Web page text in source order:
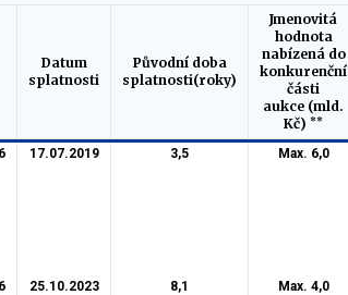
Datum
splatnosti
Původní doba
splatnosti(roky)
Jmenovitá
hodnota
nabízená do
konkurenční
části
aukce (mld.
Kč) **
17.07.2019 3,5 Max. 6,0
25.10.2023 8,1 Max. 4,0